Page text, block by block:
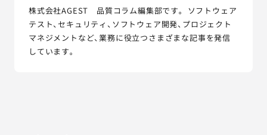
株式会社AGEST 品質コラム編集部です。 ソフトウェア
テスト、セキュリティ、ソフトウェア開発、プロジェクト
マネジメントなど、業務に役立つさまざまな記事を発信
しています。